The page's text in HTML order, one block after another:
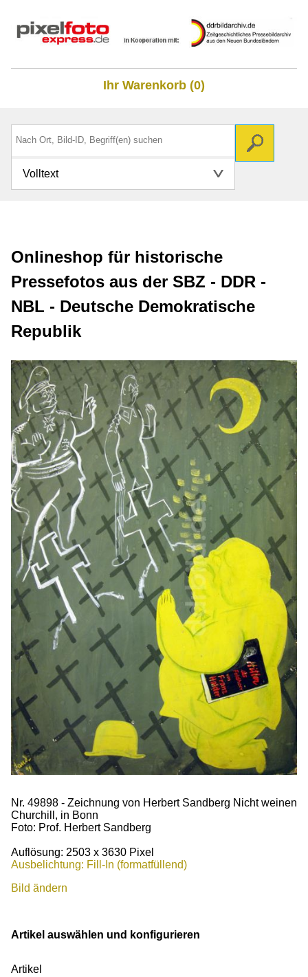
Ihr Warenkorb (0)
Volltext
Onlineshop für historische
Pressefotos aus der SBZ - DDR -
NBL - Deutsche Demokratische
Republik
Nr. 49898 - Zeichnung von Herbert Sandberg Nicht weinen
Churchill, in Bonn
Foto: Prof. Herbert Sandberg
Auflösung: 2503 x 3630 Pixel
Ausbelichtung: Fill-In (formatfüllend)
Bild ändern
Artikel auswählen und konfigurieren
Artikel